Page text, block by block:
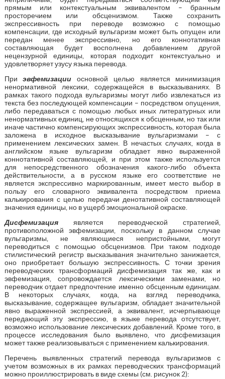
прямым или контекстуальным эквивалентом – бранным
просторечием или обсценизмом. Также сохранить
экспрессивность при переводе возможно с помощью
компенсации, где исходный вульгаризм может быть опущен или
передан менее экспрессивно, но его коннотативная
составляющая будет восполнена добавлением другой
нецензурной единицы, которая подходит контекстуально и
удовлетворяет узусу языка перевода.
Приэвфемизации основной целью является минимизация
ненормативной лексики, содержащейся в высказываниях. В
рамках такого подхода вульгаризмы могут либо извлекаться из
текста без последующей компенсации – посредством опущения,
либо передаваться с помощью любых иных литературных или
ненормативных единиц, не относящихся к обсценным, но так или
иначе частично компенсирующих экспрессивность, которая была
заложена в исходное высказывание вульгаризмами – с
применением лексических замен. В нечастых случаях, когда в
английском языке вульгаризм обладает явно выраженной
коннотативной составляющей, и при этом также используется
для непосредственного обозначения какого-либо объекта
действительности, а в русском языке его соответствие не
является экспрессивно маркированным, имеет место выбор в
пользу его словарного эквивалента посредством приема
калькирования с целью передачи денотативной составляющей
значения единицы, но в ущерб эмоциональной окраске.
Дисфемизацияявляется переводческой стратегией,
противоположной эвфемизации, поскольку в данном случае
вульгаризмы, не являющиеся непристойными, могут
переводиться с помощью обсценизмов. При таком подходе
стилистический регистр высказывания значительно занижается,
оно приобретает большую экспрессивность. С точки зрения
переводческих трансформаций дисфемизация так же, как и
эвфемизация, сопровождается лексическими заменами, но
переводчик отдает предпочтение именно обсценным единицам.
В некоторых случаях, когда, на взгляд переводчика,
высказывание, содержащее вульгаризм, обладает значительной
явно выраженной экспрессией, а эквивалент, исчерпывающе
передающий эту экспрессию, в языке перевода отсутствует,
возможно использование лексических добавлений. Кроме того, в
процессе исследования было выявлено, что дисфемизация
может также реализовываться с применением калькирования.
Перечень выявленных стратегий перевода вульгаризмов с
учетом возможных в их рамках переводческих трансформаций
можно проиллюстрировать в виде схемы (см. рисунок 2):